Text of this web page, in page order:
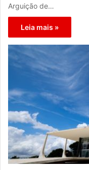
Arguição de…
Leia mais »